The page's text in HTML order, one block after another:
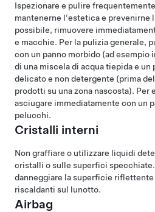
Ispezionare e pulire
mantenerne l'estetica e prevenirne
possibile, rimuovere
e macchie. Per la pulizia generale,
con un panno morbido (ad
di una miscela di acqua tiepida e
delicato e non detergente (prima
prodotti su una zona nascosta). Per
asciugare immediatamente con un
pelucchi.
Cristalli interni
Non graffiare o utilizzare liquidi
cristalli o sulle superfici
danneggiare la superficie
riscaldanti sul lunotto.
Airbag